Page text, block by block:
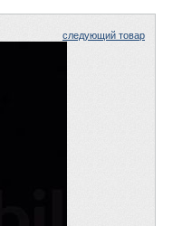
следующий товар